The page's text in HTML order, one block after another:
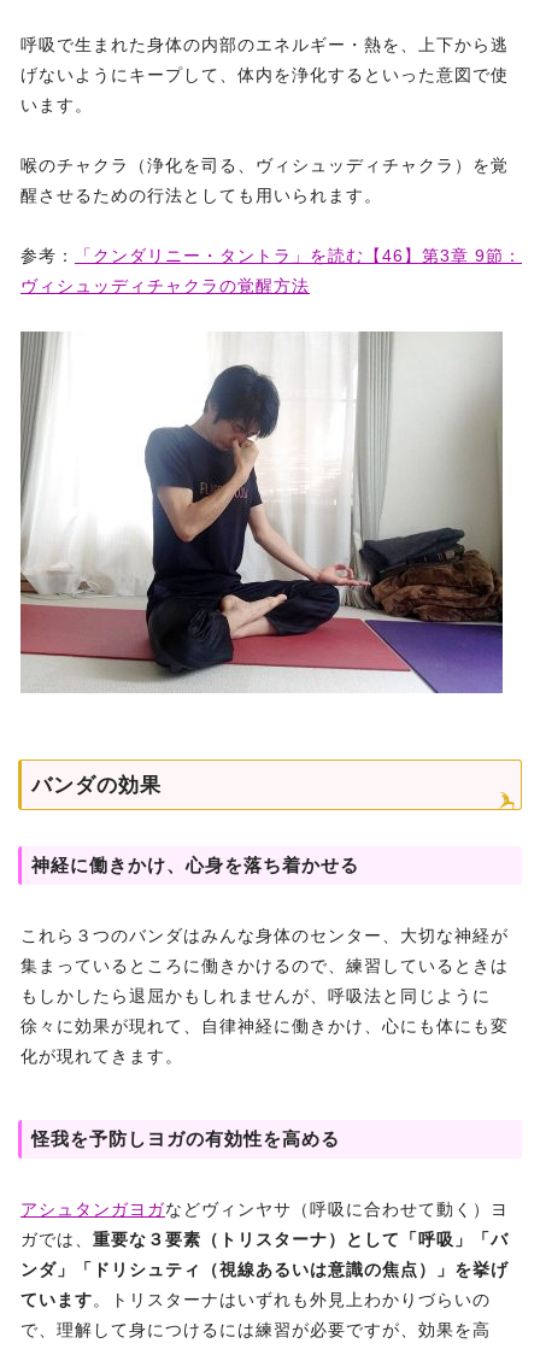
呼吸で生まれた身体の内部のエネルギー・熱を、上下から逃
げないようにキープして、体内を浄化するといった意図で使
います。
喉のチャクラ（浄化を司る、ヴィシュッディチャクラ）を覚
醒させるための行法としても用いられます。
参考：
「クンダリニー・タントラ」を読む【46】第3章 9節：
ヴィシュッディチャクラの覚醒方法
バンダの効果
神経に働きかけ、心身を落ち着かせる
これら３つのバンダはみんな身体のセンター、大切な神経が
集まっているところに働きかけるので、練習しているときは
もしかしたら退屈かもしれませんが、呼吸法と同じように
徐々に効果が現れて、自律神経に働きかけ、心にも体にも変
化が現れてきます。
怪我を予防しヨガの有効性を高める
アシュタンガヨガなどヴィンヤサ（呼吸に合わせて動く）ヨ
ガでは、 重要な３要素（トリスターナ）として「呼吸」「バ
ンダ」「ドリシュティ（視線あるいは意識の焦点）」を挙げ
ています。トリスターナはいずれも外見上わかりづらいの
で、理解して身につけるには練習が必要ですが、効果を高